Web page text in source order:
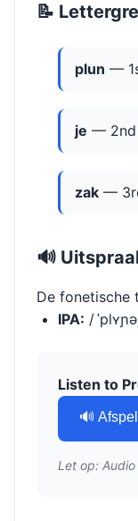
📝
plun —
je — 2nd
zak —
🔊
De fonetische
IPA: /
Listen to
🔊
Let op: